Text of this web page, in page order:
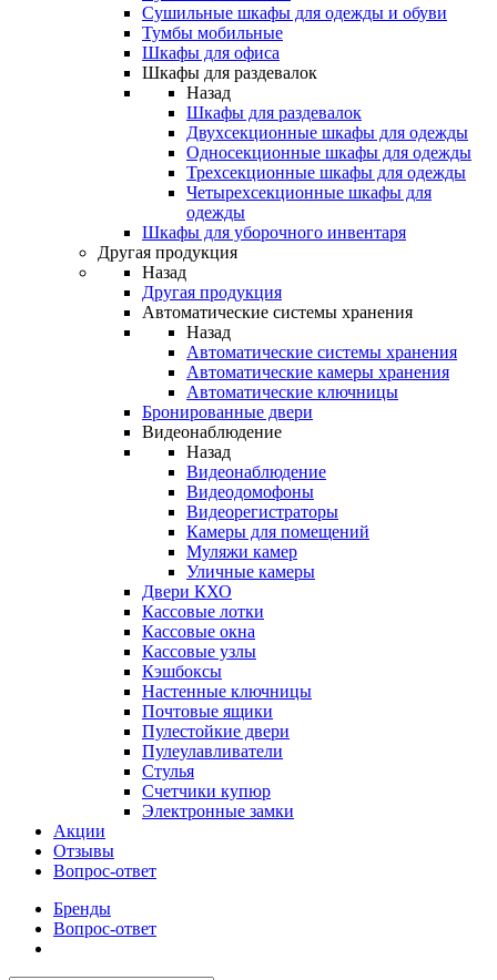
Сушильные шкафы для одежды и обуви
Тумбы мобильные
Шкафы для офиса
Шкафы для раздевалок
Назад
Шкафы для раздевалок
Двухсекционные шкафы для одежды
Односекционные шкафы для одежды
Трехсекционные шкафы для одежды
Четырехсекционные шкафы для
одежды
Шкафы для уборочного инвентаря
Другая продукция
Назад
Другая продукция
Автоматические системы хранения
Назад
Автоматические системы хранения
Автоматические камеры хранения
Автоматические ключницы
Бронированные двери
Видеонаблюдение
Назад
Видеонаблюдение
Видеодомофоны
Видеорегистраторы
Камеры для помещений
Муляжи камер
Уличные камеры
Двери КХО
Кассовые лотки
Кассовые окна
Кассовые узлы
Кэшбоксы
Настенные ключницы
Почтовые ящики
Пулестойкие двери
Пулеулавливатели
Стулья
Счетчики купюр
Электронные замки
Акции
Отзывы
Вопрос-ответ
Бренды
Вопрос-ответ